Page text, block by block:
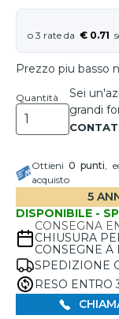
€ 0.71
Prezzo piu basso
Quantità
Sei
grandi
Ottieni0 punti,
acquisto
5
DISPONIBILE -
CONSEGNA
CHIUSURA
CONSEGNE A
SPEDIZIONE
RESO ENTRO